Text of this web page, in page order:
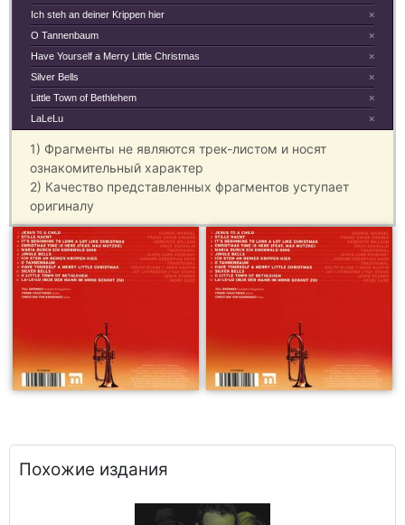
×
Ich steh an deiner Krippen hier
×
O Tannenbaum
×
Have Yourself a Merry Little Christmas
×
Silver Bells
×
Little Town of Bethlehem
×
LaLeLu
1) Фрагменты не являются трек-листом и носят
ознакомительный характер
2) Качество представленных фрагментов уступает
оригиналу
Похожие издания